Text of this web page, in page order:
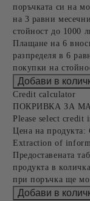
поръчката си на
на 3 равни
стойност до 1000
Плащане на 6
разпределя в 6
покупки на
Credit calculator
ПОКРИВКА ЗА
Please select credit
Цена на продукта:
Extraction of
Предоставената
продукта в
при поръчка ще